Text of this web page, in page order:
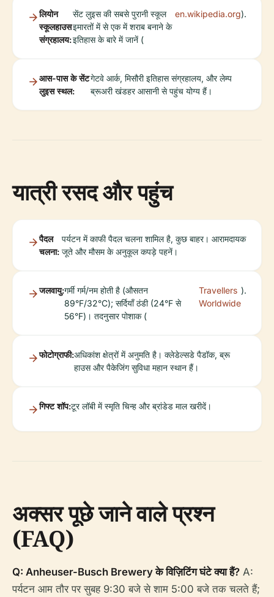
लियोन
स्कूलहाउस
संग्रहालय:
सेंट लुइस की सबसे पुरानी स्कूल
इमारतों में से एक में शराब बनाने के
इतिहास के बारे में जानें (
en.wikipedia.org).
आस-पास के सेंट
लुइस स्थल:
गेटवे आर्क, मिसौरी इतिहास संग्रहालय, और लेम्प
ब्रूअरी खंडहर आसानी से पहुंच योग्य हैं।
यात्री रसद और पहुंच
पैदल
चलना:
पर्यटन में काफी पैदल चलना शामिल है, कुछ बाहर। आरामदायक
जूते और मौसम के अनुकूल कपड़े पहनें।
जलवायु:गर्मी गर्म/नम होती है (औसतन
89°F/32°C); सर्दियाँ ठंडी (24°F से
56°F)। तदनुसार पोशाक (
Travellers
Worldwide
).
फोटोग्राफी:अधिकांश क्षेत्रों में अनुमति है। क्लेडेल्सडे पैडॉक, ब्रू
हाउस और पैकेजिंग सुविधा महान स्थान हैं।
गिफ्ट शॉप:टूर लॉबी में स्मृति चिन्ह और ब्रांडेड माल खरीदें।
अक्सर पूछे जाने वाले प्रश्न
(FAQ)
Q: Anheuser-Busch Brewery के विज़िटिंग घंटे क्या हैं? A:
पर्यटन आम तौर पर सुबह 9:30 बजे से शाम 5:00 बजे तक चलते हैं;